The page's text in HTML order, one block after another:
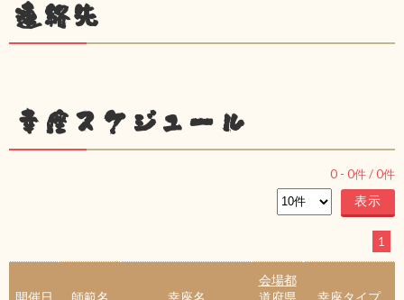
連絡先
幸座スケジュール
0 - 0件 /0件
1
開催日 師範名 幸座名
会場都
道府県
幸座タイプ